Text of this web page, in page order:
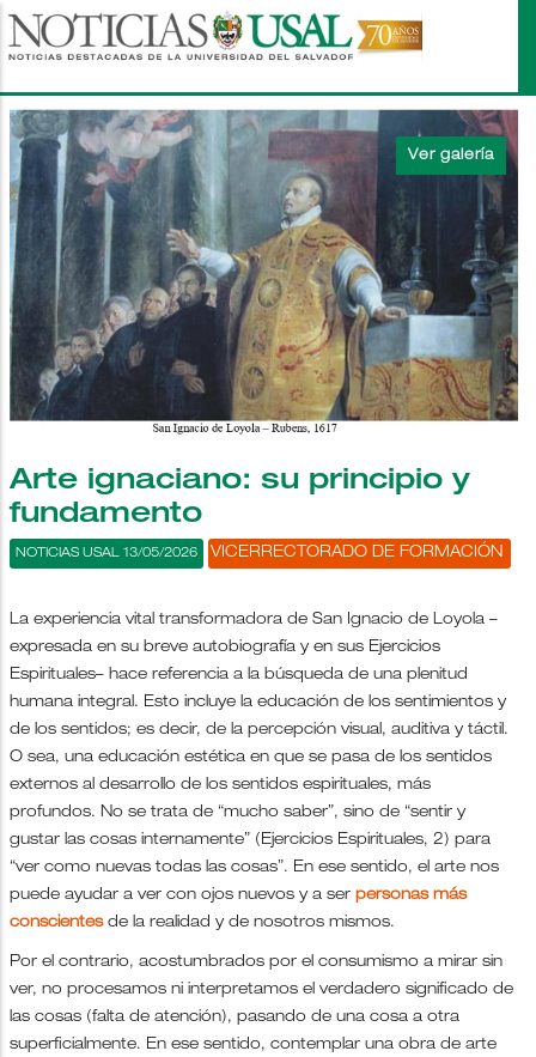
Pasar
al
principal
Arte ignaciano: su principio y
fundamento
VICERRECTORADO DE FORMACIÓN
NOTICIAS USAL 13/05/2026
La experiencia vital transformadora de San Ignacio de Loyola –
expresada en su breve autobiografía y en sus Ejercicios
Espirituales– hace referencia a la búsqueda de una plenitud
humana integral. Esto incluye la educación de los sentimientos y
de los sentidos; es decir, de la percepción visual, auditiva y táctil.
O sea, una educación estética en que se pasa de los sentidos
externos al desarrollo de los sentidos espirituales, más
profundos. No se trata de “mucho saber”, sino de “sentir y
gustar las cosas internamente” (Ejercicios Espirituales, 2) para
“ver como nuevas todas las cosas”. En ese sentido, el arte nos
puede ayudar a ver con ojos nuevos y a ser personas más
conscientesde la realidad y de nosotros mismos.
Por el contrario, acostumbrados por el consumismo a mirar sin
ver, no procesamos ni interpretamos el verdadero significado de
las cosas (falta de atención), pasando de una cosa a otra
superficialmente. En ese sentido, contemplar una obra de arte